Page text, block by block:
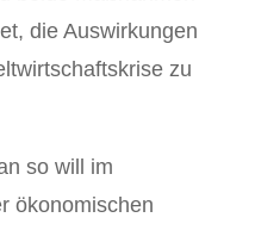
die Auswirkungen
zu
so will im
ökonomischen